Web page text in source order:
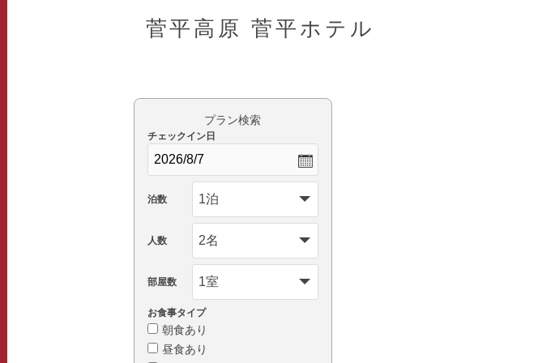
菅平高原 菅平ホテル
プラン検索
チェックイン日
泊数
人数
部屋数
お食事タイプ
朝食あり
昼食あり